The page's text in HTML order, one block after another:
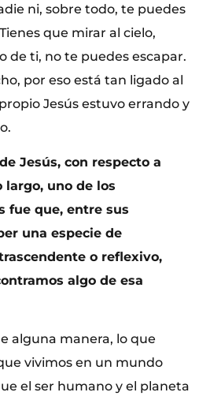
ni, sobre todo, te puedes
que mirar al cielo,
de ti, no te puedes escapar.
por eso está tan ligado al
Jesús estuvo errando y
Jesús, con respecto a
largo, uno de los
fue que, entre sus
una especie de
o reflexivo,
algo de esa
alguna manera, lo que
vivimos en un mundo
el ser humano y el planeta